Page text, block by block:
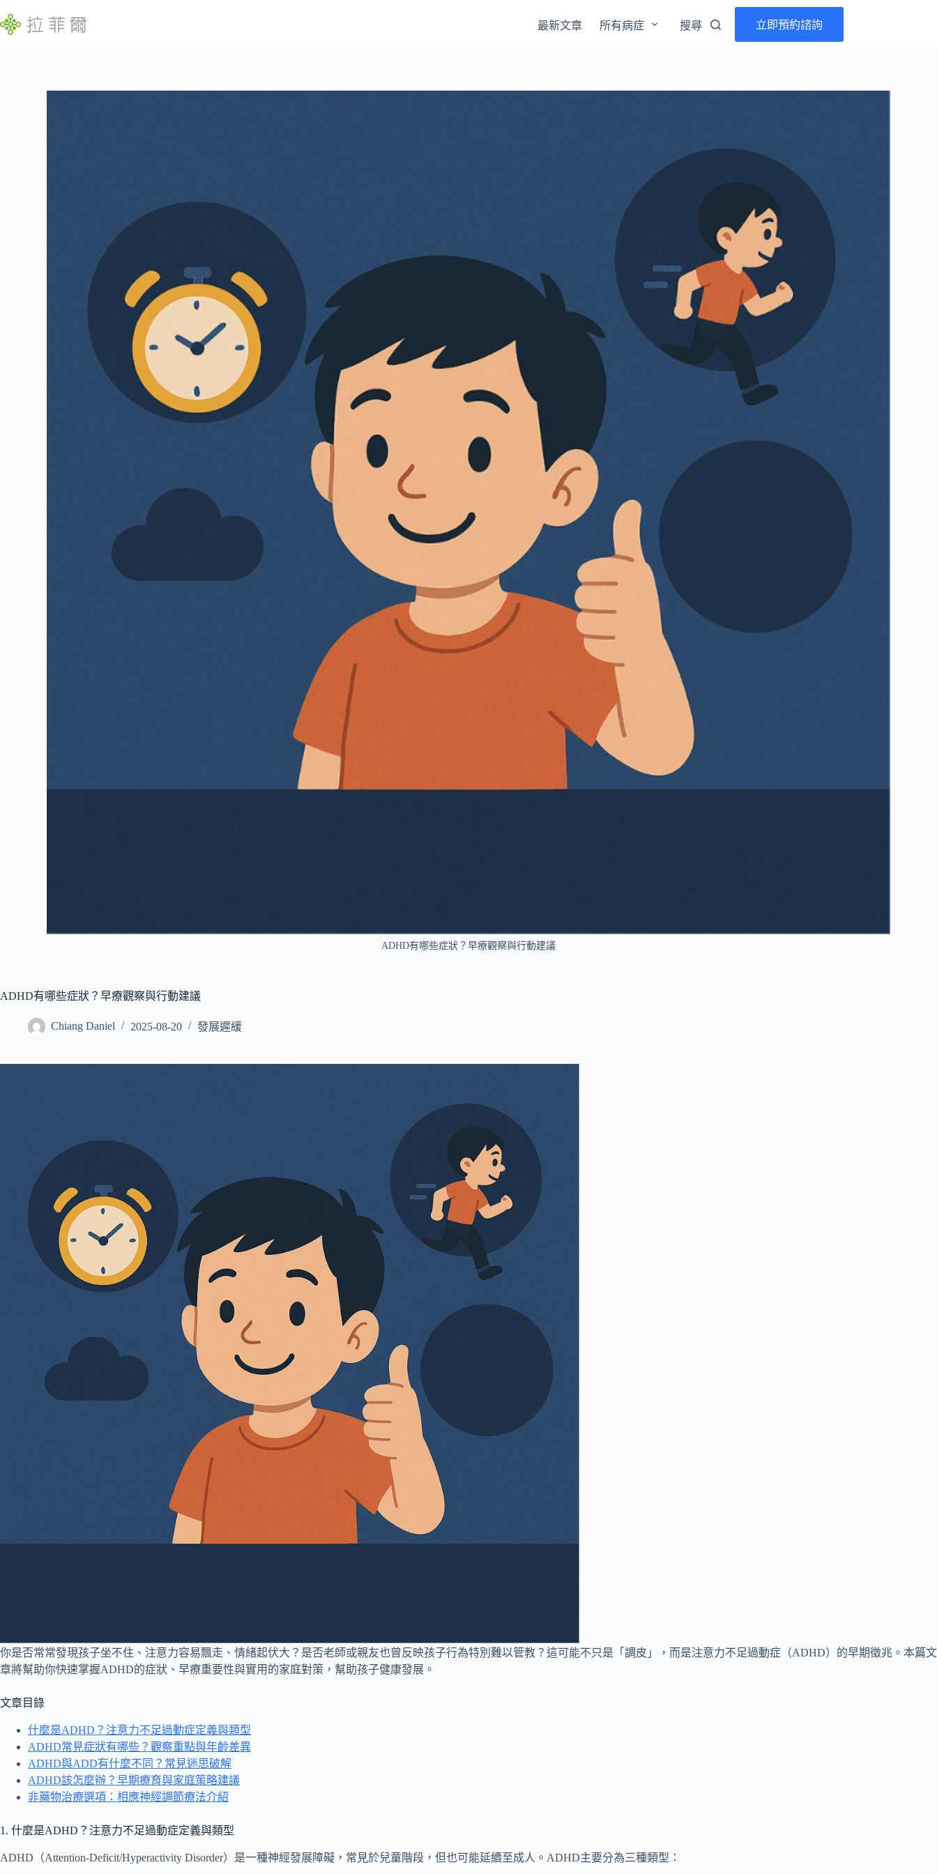
至
最新文章 所有病症 搜尋 立即預約諮詢
ADHD有哪些症狀？早療觀察與行動建議
ADHD有哪些症狀？早療觀察與行動建議
Chiang Daniel 2025-08-20 發展遲緩
你是否常常發現孩子坐不住、注意力容易飄走、情緒起伏大？是否老師或親友也曾反映孩子行為特別難以管教？這可能不只是「調皮」，而是注意力不足過動症（ADHD）的早期徵兆。本篇文
章將幫助你快速掌握ADHD的症狀、早療重要性與實用的家庭對策，幫助孩子健康發展。
文章目錄
什麼是ADHD？注意力不足過動症定義與類型
ADHD常見症狀有哪些？觀察重點與年齡差異
ADHD與ADD有什麼不同？常見迷思破解
ADHD該怎麼辦？早期療育與家庭策略建議
非藥物治療選項：相應神經調節療法介紹
1. 什麼是ADHD？注意力不足過動症定義與類型
ADHD（Attention-Deficit/Hyperactivity Disorder）是一種神經發展障礙，常見於兒童階段，但也可能延續至成人。ADHD主要分為三種類型：